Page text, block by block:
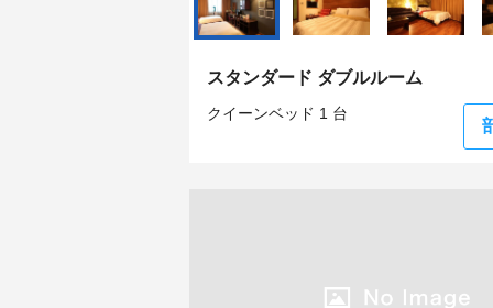
スタンダード ダブルルーム
クイーンベッド 1 台